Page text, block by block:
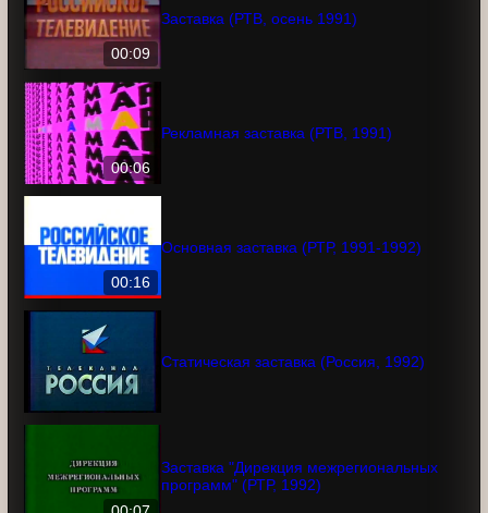
00:09
00:06
00:16
Заставка "Дирекция межрегиональных